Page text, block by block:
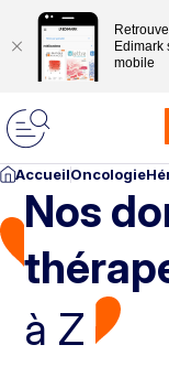
Edimark
mobile
AccueilOncologie
Nos
à Z